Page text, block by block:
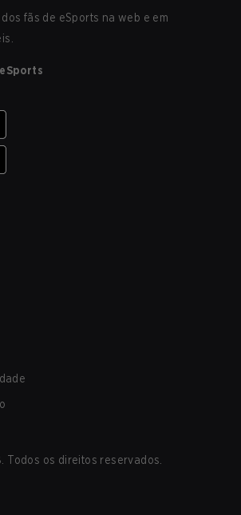
dos fãs de eSports na web e em
Todos os direitos reservados.